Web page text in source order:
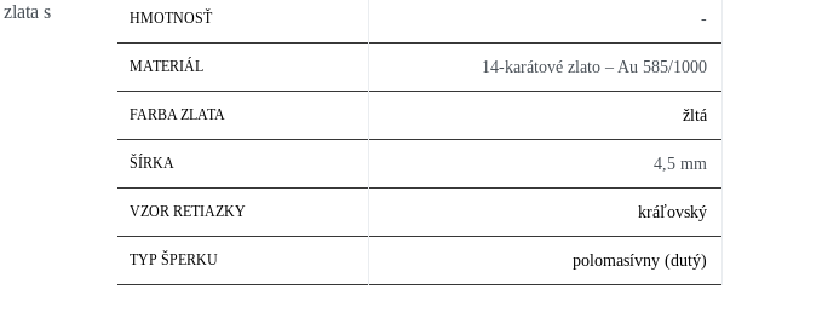
zlata s
HMOTNOSŤ -
MATERIÁL 14-karátové zlato – Au 585/1000
FARBA ZLATA žltá
ŠÍRKA 4,5 mm
VZOR RETIAZKY kráľovský
TYP ŠPERKU polomasívny (dutý)